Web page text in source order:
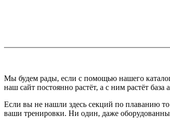
Мы будем рады, если с помощью нашего
наш сайт постоянно растёт, а с ним растёт база
Если вы не нашли здесь секций по плаванию
ваши тренировки. Ни один, даже